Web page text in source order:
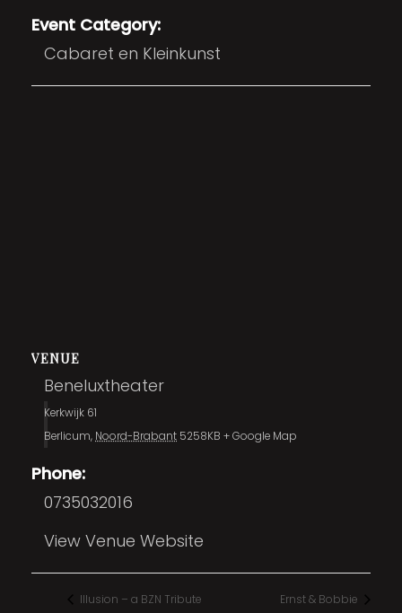
Event Category:
Cabaret en Kleinkunst
VENUE
Beneluxtheater
Kerkwijk 61
Berlicum, Noord-Brabant 5258KB + Google Map
Phone:
0735032016
View Venue Website
Illusion – a BZN Tribute Ernst & Bobbie